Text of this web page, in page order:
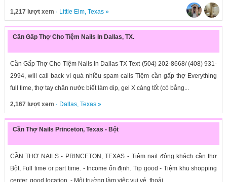
1,217 lượt xem · Little Elm, Texas»
Cần Gấp Thợ Cho Tiệm Nails In Dallas, TX.
Cần Gấp Thợ Cho Tiệm Nails In Dallas TX Text (504) 202-8668/ (408) 931-
2994, will call back vì quá nhiều spam calls Tiệm cần gấp thợ Everything
full time, thợ tay chân nước biết làm dip, gel X càng tốt (có bằng...
2,167 lượt xem · Dallas, Texas»
Cần Thợ Nails Princeton, Texas - Bột
CẦN THỢ NAILS - PRINCETON, TEXAS - Tiệm nail đông khách cần thợ
Bột, Full time or part time. - Income ổn định. Tip good - Tiệm khu shopping
center, good location. - Môi trường làm việc vui vẻ, thoải...